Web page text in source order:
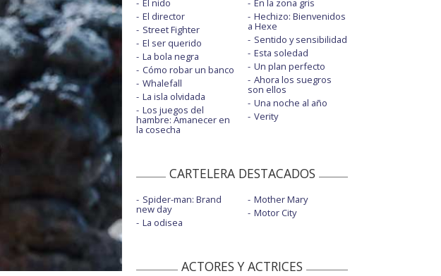
El nido
El director
Street Fighter
El ser querido
La bola negra
Cómo robar un banco
Whalefall
La isla olvidada
Los juegos del
hambre: Amanecer en
la cosecha
En la zona gris
Hechizo: Bienvenidos
a Hexe
Sentido y sensibilidad
Esta soledad
Un plan perfecto
Ahora los suegros
son ellos
Una noche al año
Verity
CARTELERA DESTACADOS
Spider-man: Brand
new day
La odisea
Mother Mary
Motor City
ACTORES Y ACTRICES